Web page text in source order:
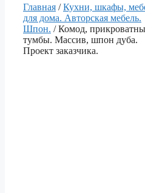
Главная /Кухни, шкафы,
для дома. Авторская мебель.
Шпон. / Комод,
тумбы. Массив, шпон дуба.
Проект заказчика.